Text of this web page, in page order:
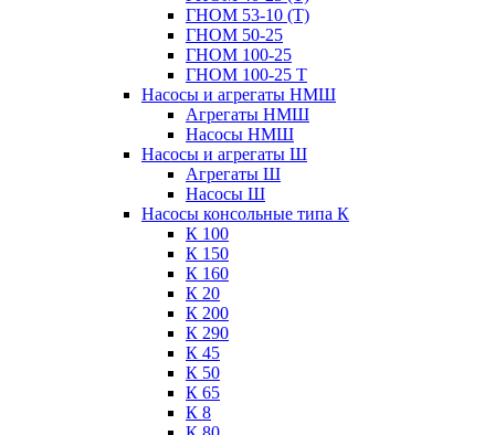
ГНОМ 53-10 (Т)
ГНОМ 50-25
ГНОМ 100-25
ГНОМ 100-25 Т
Насосы и агрегаты НМШ
Агрегаты НМШ
Насосы НМШ
Насосы и агрегаты Ш
Агрегаты Ш
Насосы Ш
Насосы консольные типа К
К 100
К 150
К 160
К 20
К 200
К 290
К 45
К 50
К 65
К 8